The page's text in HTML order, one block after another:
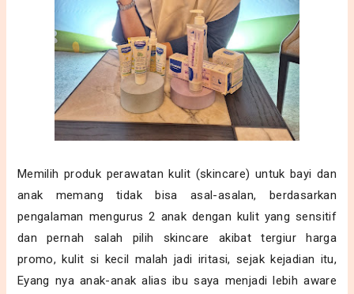
Memilih produk perawatan kulit (skincare) untuk bayi dan
anak memang tidak bisa asal-asalan, berdasarkan
pengalaman mengurus 2 anak dengan kulit yang sensitif
dan pernah salah pilih skincare akibat tergiur harga
promo, kulit si kecil malah jadi iritasi, sejak kejadian itu,
Eyang nya anak-anak alias ibu saya menjadi lebih aware